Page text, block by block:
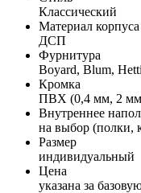
Классический
Материал корпуса
ДСП
Фурнитура
Boyard, Blum,
Кромка
ПВХ (0,4 мм, 2
Внутреннее
на выбор (полки,
Размер
индивидуальный
Цена
указана за